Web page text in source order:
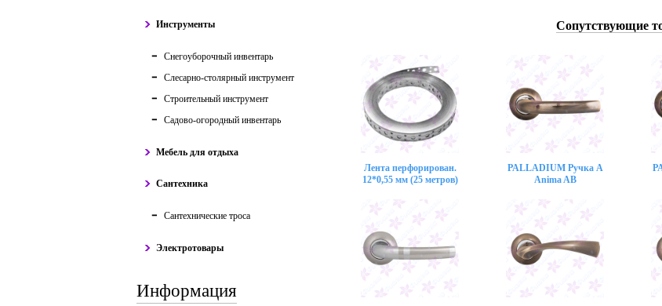
Инструменты
Снегоуборочный инвентарь
Слесарно-столярный инструмент
Строительный инструмент
Садово-огородный инвентарь
Мебель для отдыха
Сантехника
Сантехнические троса
Электротовары
Информация
Сопутствующие
Лента перфорирован.
12*0,55 мм (25 метров)
PALLADIUM Ручка A
Anima AB